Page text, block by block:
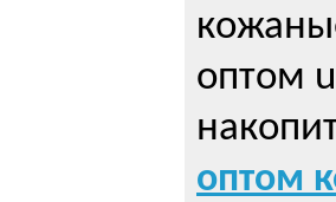
оптом
оптом